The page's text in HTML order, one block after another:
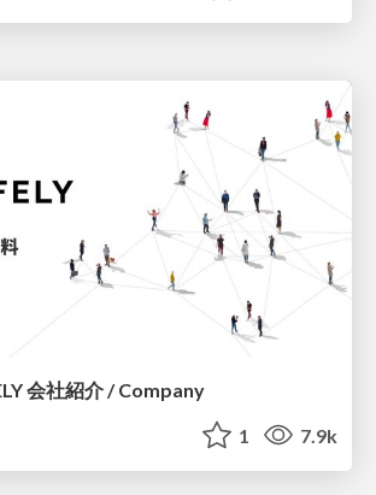
会社紹介 / Company
1 7.9k